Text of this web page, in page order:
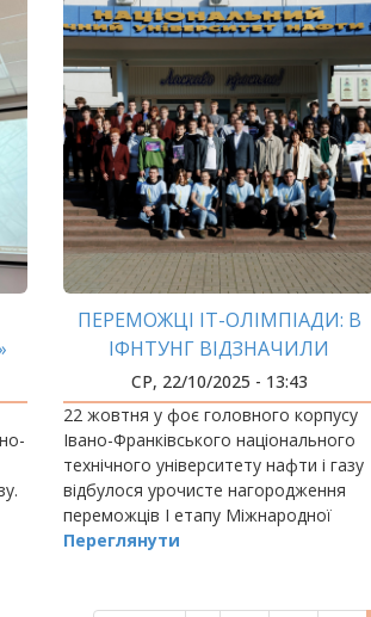
ПЕРЕМОЖЦІ ІТ-ОЛІМПІАДИ: В
ІФНТУНГ ВІДЗНАЧИЛИ
НАЙКРАЩИХ МОЛОДИХ
ПРОГРАМІСТІВ ПРИКАРПАТТЯ
СР, 22/10/2025 - 13:43
22 жовтня у фоє головного корпусу
Івано-Франківського національного
технічного університету нафти і газу
відбулося урочисте нагородження
переможців І етапу Міжнародної
студентської олімпіади зі
Переглянути